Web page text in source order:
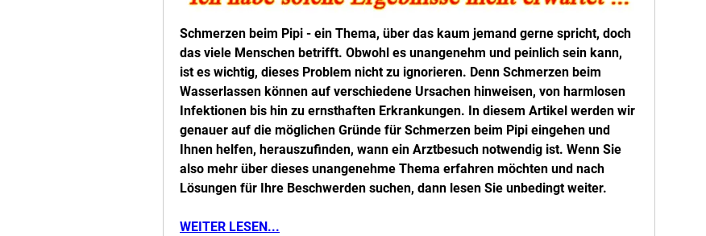
Schmerzen beim Pipi - ein Thema, über das kaum jemand gerne spricht, doch
das viele Menschen betrifft. Obwohl es unangenehm und peinlich sein kann,
ist es wichtig, dieses Problem nicht zu ignorieren. Denn Schmerzen beim
Wasserlassen können auf verschiedene Ursachen hinweisen, von harmlosen
Infektionen bis hin zu ernsthaften Erkrankungen. In diesem Artikel werden wir
genauer auf die möglichen Gründe für Schmerzen beim Pipi eingehen und
Ihnen helfen, herauszufinden, wann ein Arztbesuch notwendig ist. Wenn Sie
also mehr über dieses unangenehme Thema erfahren möchten und nach
Lösungen für Ihre Beschwerden suchen, dann lesen Sie unbedingt weiter.
WEITER LESEN...